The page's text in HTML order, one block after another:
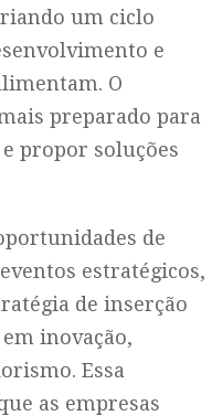
um ciclo
e
O
preparado para
propor soluções
de
estratégicos,
de inserção
inovação,
Essa
as empresas